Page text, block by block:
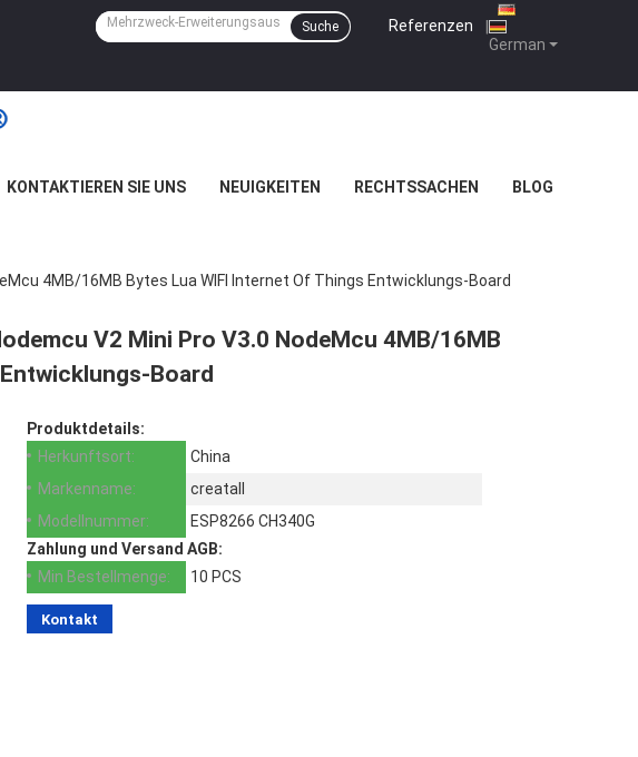
German
Referenzen |
Suche
KONTAKTIEREN SIE UNS NEUIGKEITEN RECHTSSACHEN BLOG
4MB/16MB Bytes Lua WIFI Internet Of Things Entwicklungs-Board
V2 Mini Pro V3.0 NodeMcu 4MB/16MB
Board
Produktdetails:
Herkunftsort:
China
Markenname:
creatall
Modellnummer:
ESP8266 CH340G
Zahlung und Versand AGB:
Min Bestellmenge:
10 PCS
Kontakt